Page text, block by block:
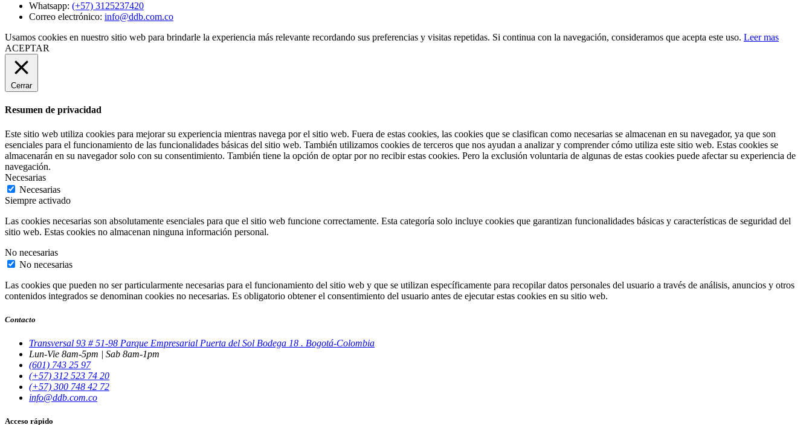
Whatsapp: (+57) 3125237420
Correo electrónico: info@ddb.com.co
Usamos cookies en nuestro sitio web para brindarle la experiencia más relevante recordando sus preferencias y visitas repetidas. Si continua con la navegación, consideramos que acepta este uso. Leer mas
ACEPTAR
Cerrar
Resumen de privacidad
Este sitio web utiliza cookies para mejorar su experiencia mientras navega por el sitio web. Fuera de estas cookies, las cookies que se clasifican como necesarias se almacenan en su navegador, ya que son
esenciales para el funcionamiento de las funcionalidades básicas del sitio web. También utilizamos cookies de terceros que nos ayudan a analizar y comprender cómo utiliza este sitio web. Estas cookies se
almacenarán en su navegador solo con su consentimiento. También tiene la opción de optar por no recibir estas cookies. Pero la exclusión voluntaria de algunas de estas cookies puede afectar su experiencia de
navegación.
Necesarias
Necesarias
Siempre activado
Las cookies necesarias son absolutamente esenciales para que el sitio web funcione correctamente. Esta categoría solo incluye cookies que garantizan funcionalidades básicas y características de seguridad del
sitio web. Estas cookies no almacenan ninguna información personal.
No necesarias
No necesarias
Las cookies que pueden no ser particularmente necesarias para el funcionamiento del sitio web y que se utilizan específicamente para recopilar datos personales del usuario a través de análisis, anuncios y otros
contenidos integrados se denominan cookies no necesarias. Es obligatorio obtener el consentimiento del usuario antes de ejecutar estas cookies en su sitio web.
Contacto
Transversal 93 # 51-98 Parque Empresarial Puerta del Sol Bodega 18 . Bogotá-Colombia
Lun-Vie 8am-5pm | Sab 8am-1pm
(601) 743 25 97
(+57) 312 523 74 20
(+57) 300 748 42 72
info@ddb.com.co
Acceso rápido